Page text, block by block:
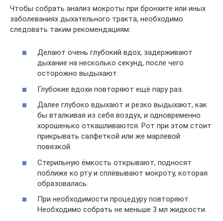
Чтобы собрать анализ мокроты при бронхите или иных
заболеваниях дыхательного тракта, необходимо
следовать таким рекомендациям:
Делают очень глубокий вдох, задерживают
дыхание на несколько секунд, после чего
осторожно выдыхают.
Глубокие вдохи повторяют ещё пару раз.
Далее глубоко вдыхают и резко выдыхают, как
бы вталкивая из себя воздух, и одновременно
хорошенько откашливаются. Рот при этом стоит
прикрывать салфеткой или же марлевой
повязкой.
Стерильную ёмкость открывают, подносят
поближе ко рту и сплёвывают мокроту, которая
образовалась.
При необходимости процедуру повторяют.
Необходимо собрать не меньше 3 мл жидкости.